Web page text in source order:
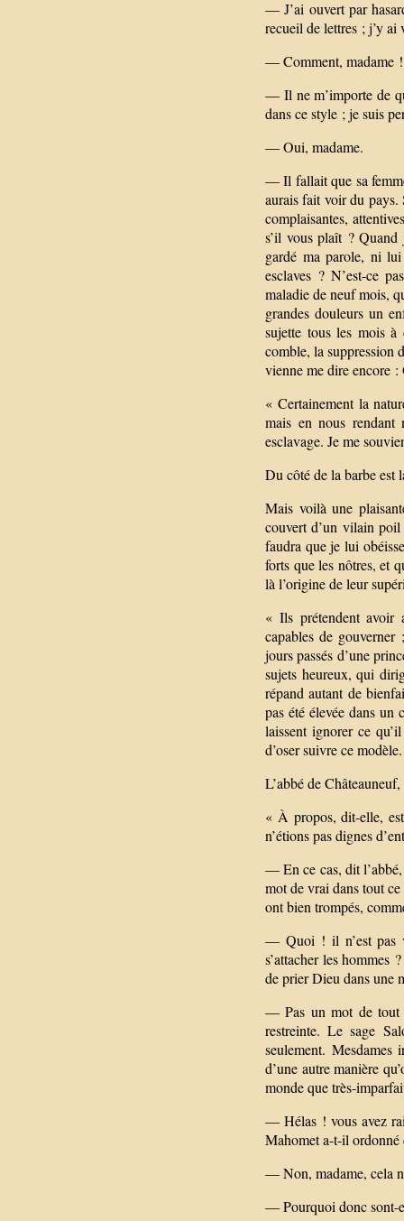
— J’ai ouvert par
recueil de lettres ; j’y ai
— Comment, madame !
— Il ne m’importe de
dans ce style ; je suis
— Oui, madame.
— Il fallait que sa
aurais fait voir du pays.
complaisantes,
s’il vous plaît ? Quand
gardé ma parole, ni
esclaves ? N’est-ce
maladie de neuf mois,
grandes douleurs un
sujette tous les mois à
comble, la suppression
vienne me dire encore :
« Certainement la
mais en nous rendant
esclavage. Je me
Du côté de la barbe est
Mais voilà une
couvert d’un vilain
faudra que je lui
forts que les nôtres, et
là l’origine de leur
« Ils prétendent avoir
capables de
jours passés d’une
sujets heureux, qui
répand autant de
pas été élevée dans
laissent ignorer ce
d’oser suivre ce
L’abbé de
« À propos, dit-elle,
n’étions pas dignes
— En ce cas, dit l’abbé,
mot de vrai dans tout
ont bien trompés,
— Quoi ! il n’est pas
s’attacher les hommes
de prier Dieu dans une
— Pas un mot de tout
restreinte. Le sage
seulement.
d’une autre manière
monde que très-
— Hélas ! vous avez
Mahomet a-t-il ordonné
— Non, madame, cela
— Pourquoi donc sont-